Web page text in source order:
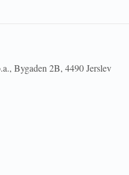
Bygaden 2B, 4490 Jerslev